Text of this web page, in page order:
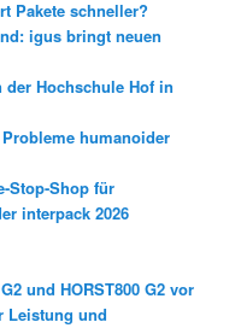
Pakete schneller?
igus bringt neuen
Hochschule Hof in
humanoider
Stop-Shop für
interpack 2026
und HORST800 G2 vor
Leistung und